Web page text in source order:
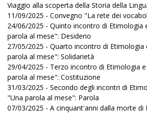
Viaggio alla scoperta della Storia della
11/09/2025 - Convegno "La rete dei
24/06/2025 - Quinto incontro di Etimologia
parola al mese": Desiderio
27/05/2025 - Quarto incontro di Etimologia
parola al mese": Solidarietà
29/04/2025 - Terzo incontro di Etimologia
parola al mese": Costituzione
31/03/2025 - Secondo degli incontri di
"Una parola al mese": Parola
07/03/2025 - A cinquant'anni dalla morte di